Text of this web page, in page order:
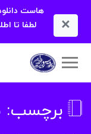
×
هاست
لطفا تا
برچسب: